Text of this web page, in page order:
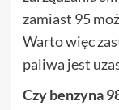
zamiast 95
Warto więc
paliwa jest
Czy benzyna